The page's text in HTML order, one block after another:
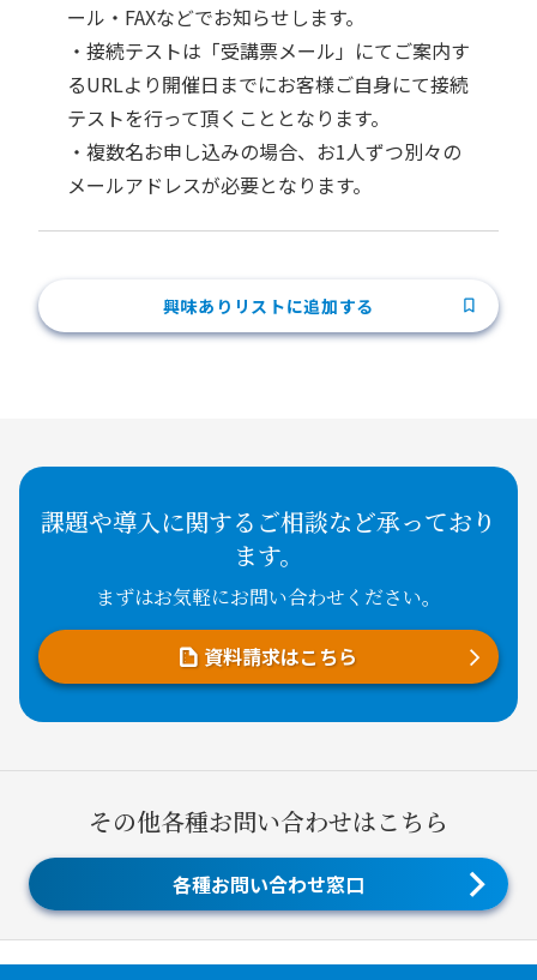
ール・FAXなどでお知らせします。
・接続テストは「受講票メール」にてご案内す
るURLより開催日までにお客様ご自身にて接続
テストを行って頂くこととなります。
・複数名お申し込みの場合、お1人ずつ別々の
メールアドレスが必要となります。
興味ありリストに追加する
課題や導入に関するご相談など承っており
ます。
まずはお気軽にお問い合わせください。
資料請求はこちら
その他各種お問い合わせはこちら
各種お問い合わせ窓口